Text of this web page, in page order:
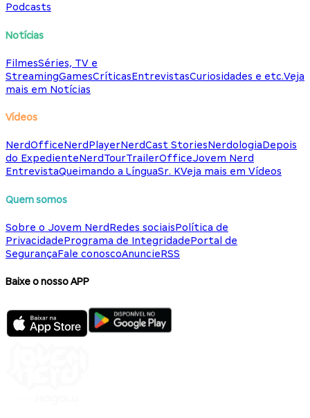
Podcasts
Notícias
FilmesSéries, TV e
StreamingGamesCríticasEntrevistasCuriosidades e etc.Veja
mais em Notícias
Vídeos
NerdOfficeNerdPlayerNerdCast StoriesNerdologiaDepois
do ExpedienteNerdTourTrailerOfficeJovem Nerd
EntrevistaQueimando a LínguaSr. KVeja mais em Vídeos
Quem somos
Sobre o Jovem NerdRedes sociaisPolítica de
PrivacidadePrograma de IntegridadePortal de
SegurançaFale conoscoAnuncieRSS
Baixe o nosso APP